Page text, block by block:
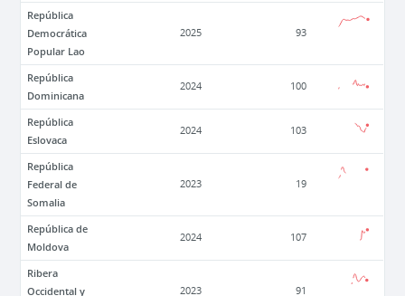
República
Democrática
Popular Lao
2025 93
República
Dominicana
2024 100
República
Eslovaca
2024 103
República
Federal de
Somalia
2023 19
República de
Moldova
2024 107
Ribera
Occidental y
2023 91